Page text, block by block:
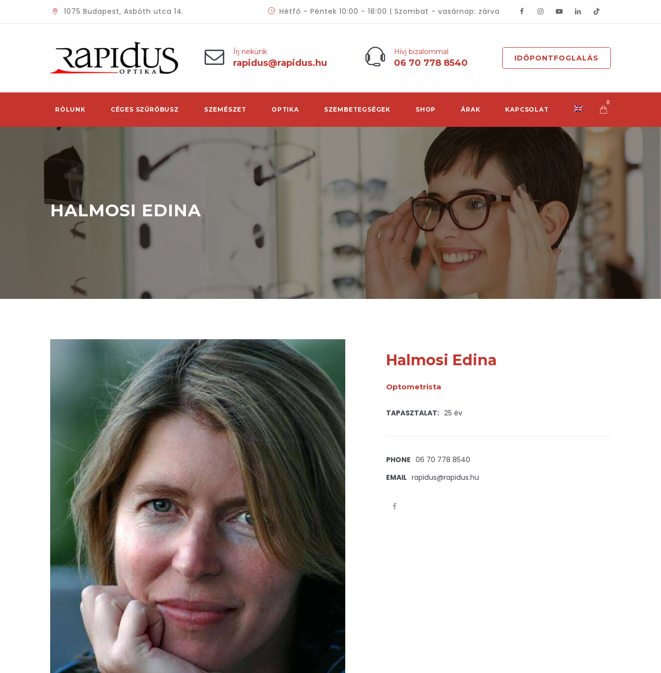
1075 Budapest, Asbóth utca 14. Hétfő - Péntek 10:00 - 18:00 | Szombat - vasárnap: zárva
Írj nekünk
rapidus@rapidus.hu
Hívj bizalommal
06 70 778 8540 IDŐPONTFOGLALÁS
RÓLUNK CÉGES SZŰRŐBUSZ SZEMÉSZET OPTIKA SZEMBETEGSÉGEK SHOP ÁRAK KAPCSOLAT
0
HALMOSI EDINA
Halmosi Edina
Optometrista
TAPASZTALAT: 25 év
PHONE 06 70 778 8540
EMAIL rapidus@rapidus.hu